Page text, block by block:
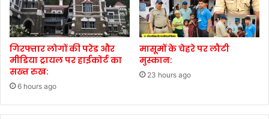
गिरफ्तार लोगों की परेड और
मीडिया ट्रायल पर हाईकोर्ट का
सख्त रुख:
6 hours ago
मासूमों के चेहरे पर लौटी
मुस्कान:
23 hours ago